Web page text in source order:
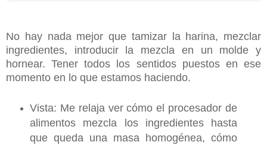
No hay nada mejor que tamizar la harina, mezclar
ingredientes, introducir la mezcla en un molde y
hornear. Tener todos los sentidos puestos en ese
momento en lo que estamos haciendo.
Vista: Me relaja ver cómo el procesador de
alimentos mezcla los ingredientes hasta
que queda una masa homogénea, cómo